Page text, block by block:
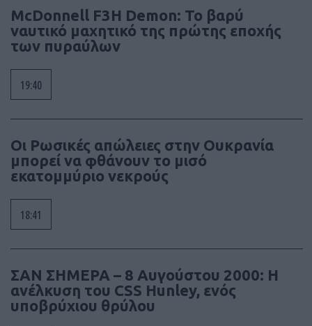
McDonnell F3H Demon: Το βαρύ
ναυτικό μαχητικό της πρώτης εποχής
των πυραύλων
19:40
Οι Ρωσικές απώλειες στην Ουκρανία
μπορεί να φθάνουν το μισό
εκατομμύριο νεκρούς
18:41
ΣΑΝ ΣΗΜΕΡΑ – 8 Αυγούστου 2000: Η
ανέλκυση του CSS Hunley, ενός
υποβρύχιου θρύλου